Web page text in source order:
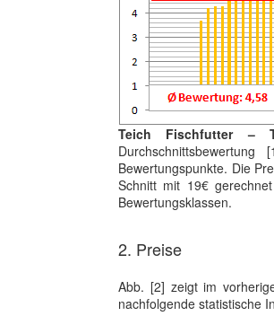
Teich Fischfutter –
Bewertungspunkte. Die
Schnitt mit 19€
Bewertungsklassen.
2. Preise
Abb. [2] zeigt im
nachfolgende statistische